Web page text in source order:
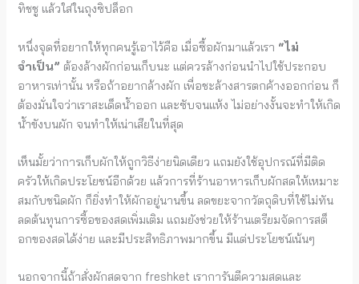
ทิชชู แล้วใส่ในถุงซิปล็อก
หนึ่งจุดที่อยากให้ทุกคนรู้เอาไว้คือ เมื่อซื้อผักมาแล้วเรา “ไม่
จำเป็น” ต้องล้างผักก่อนเก็บนะ แต่ควรล้างก่อนนำไปใช้ประกอบ
อาหารเท่านั้น หรือถ้าอยากล้างผัก เพื่อชะล้างสารตกค้างออกก่อน ก็
ต้องมั่นใจว่าเราสะเด็ดน้ำออก และซับจนแห้ง ไม่อย่างงั้นจะทำให้เกิด
น้ำขังบนผัก จนทำให้เน่าเสียในที่สุด
เห็นมั้ยว่าการเก็บผักให้ถูกวิธีง่ายนิดเดียว แถมยังใช้อุปกรณ์ที่มีติด
ครัวให้เกิดประโยชน์อีกด้วย แล้วการที่ร้านอาหารเก็บผักสดให้เหมาะ
สมกับชนิดผัก ก็ยิ่งทำให้ผักอยู่นานขึ้น ลดขยะจากวัตถุดิบที่ใช้ไม่ทัน
ลดต้นทุนการซื้อของสดเพิ่มเติม แถมยังช่วยให้ร้านเตรียมจัดการสต็
อกของสดได้ง่าย และมีประสิทธิภาพมากขึ้น มีแต่ประโยชน์เน้นๆ
นอกจากนี้ถ้าสั่งผักสดจาก freshket เราการันตีความสดและ